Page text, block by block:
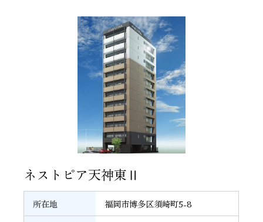
ネストピア天神東Ⅱ 12
所在地
福岡市博多区須崎町5-8